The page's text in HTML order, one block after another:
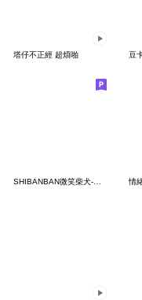
塔仔不正經 超煩啪
SHIBANBAN微笑柴犬-廢柴寶寶日常 情